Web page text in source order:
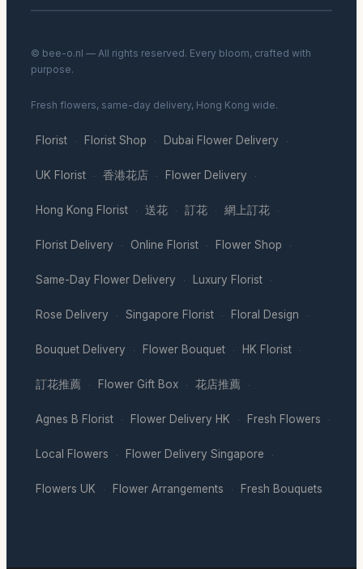
© bee-o.nl — All rights reserved. Every bloom, crafted with
purpose.
Fresh flowers, same-day delivery, Hong Kong wide.
Florist · Florist Shop · Dubai Flower Delivery ·
UK Florist · 香港花店 · Flower Delivery ·
Hong Kong Florist · 送花 · 訂花 · 網上訂花 ·
Florist Delivery · Online Florist · Flower Shop ·
Same-Day Flower Delivery · Luxury Florist ·
Rose Delivery · Singapore Florist · Floral Design ·
Bouquet Delivery · Flower Bouquet · HK Florist ·
訂花推薦 · Flower Gift Box · 花店推薦 ·
Agnes B Florist · Flower Delivery HK · Fresh Flowers ·
Local Flowers · Flower Delivery Singapore ·
Flowers UK · Flower Arrangements · Fresh Bouquets